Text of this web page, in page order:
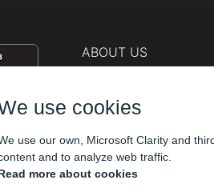
ABOUT US
use cookies
use our own, Microsoft Clarity and
and to analyze web traffic.
more about cookies